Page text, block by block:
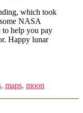
which took
NASA
to help you pay
Happy lunar
, maps, moon